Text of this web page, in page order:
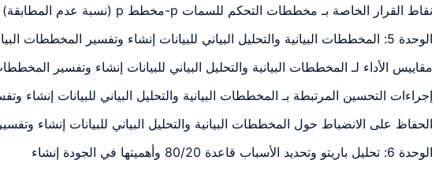
نقاط القرار الخاصة بـ مخططات التحكم للسمات p-مخطط p (نسبة عدم المطابقة) np-مخطط np: شرح وتطبيق ومراجعة عملية مرتبطة بموضوع الوحدة
الوحدة 5: المخططات البيانية والتحليل البياني للبيانات إنشاء وتفسير المخططات البيانية تحديد
مقاييس الأداء لـ المخططات البيانية والتحليل البياني للبيانات إنشاء وتفسير
إجراءات التحسين المرتبطة بـ المخططات البيانية والتحليل البياني للبيانات
الحفاظ على الانضباط حول المخططات البيانية والتحليل البياني للبيانات إنشاء
الوحدة 6: تحليل باريتو وتحديد الأسباب قاعدة 80/20 وأهميتها في الجودة إنشاء